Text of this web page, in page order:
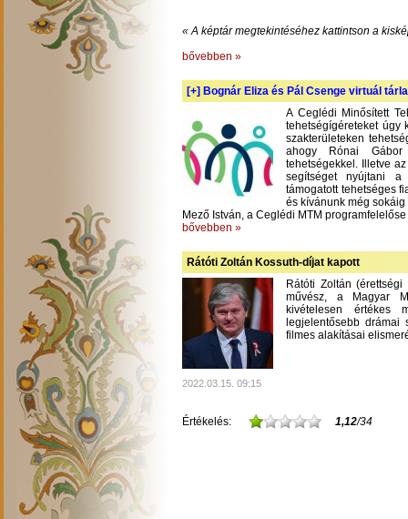
« A képtár megtekintéséhez kattintson a
bővebben »
[+] Bognár Eliza és Pál Csenge virtuál
A Ceglédi Minősített
tehetségígéreteket úgy
szakterületeken
ahogy Rónai Gábor
tehetségekkel. Illetve
segítséget nyújtani a
támogatott tehetséges
és kívánunk még
Mező István, a Ceglédi MTM programfelelőse
bővebben »
Rátóti Zoltán Kossuth-díjat kapott
Rátóti Zoltán
művész, a Magyar
kivételesen értékes
legjelentősebb drámai
filmes alakításai
2022.03.15. 09:15
Értékelés: 1,12/34